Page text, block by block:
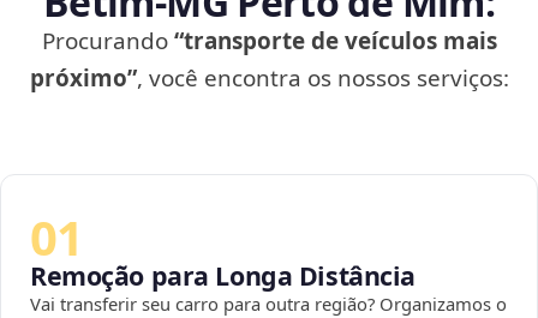
Procurando“transporte de veículos mais
próximo”, você encontra os nossos serviços:
01
Remoção para Longa Distância
Vai transferir seu carro para outra região? Organizamos o